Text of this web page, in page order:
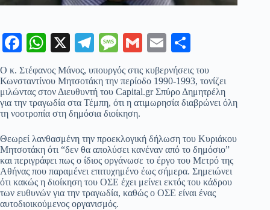
Fa
ce
bo
ok
W
ha
ts
A
pp
X
Te
gr
a
m
M
es
sa
ge
G
m
ail
E
m
ail ρ
α
εί
τε
Ο κ. Στέφανος Μάνος, υπουργός στις κυβερνήσεις του
Κωνσταντίνου Μητσοτάκη την περίοδο 1990-1993, τονίζει
μιλώντας στον Διευθυντή του Capital.gr Σπύρο Δημητρέλη
για την τραγωδία στα Τέμπη, ότι η ατιμωρησία διαβρώνει όλη
τη νοοτροπία στη δημόσια διοίκηση.
Θεωρεί λανθασμένη την προεκλογική δήλωση του Κυριάκου
Μητσοτάκη ότι “δεν θα απολύσει κανέναν από το δημόσιο”
και περιγράφει πως ο ίδιος οργάνωσε το έργο του Μετρό της
Αθήνας που παραμένει επιτυχημένο έως σήμερα. Σημειώνει
ότι κακώς η διοίκηση του ΟΣΕ έχει μείνει εκτός του κάδρου
των ευθυνών για την τραγωδία, καθώς ο ΟΣΕ είναι ένας
αυτοδιοικούμενος οργανισμός.